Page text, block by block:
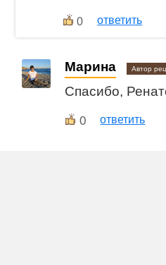
0 ответить
Марина Автор
Спасибо,
0 ответить